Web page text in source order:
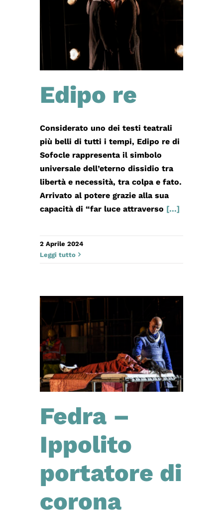
Edipo re
Considerato uno dei testi teatrali
più belli di tutti i tempi, Edipo re di
Sofocle rappresenta il simbolo
universale dell’eterno dissidio tra
libertà e necessità, tra colpa e fato.
Arrivato al potere grazie alla sua
capacità di “far luce attraverso [...]
2 Aprile 2024
Leggi tutto
Fedra –
Ippolito
portatore di
corona